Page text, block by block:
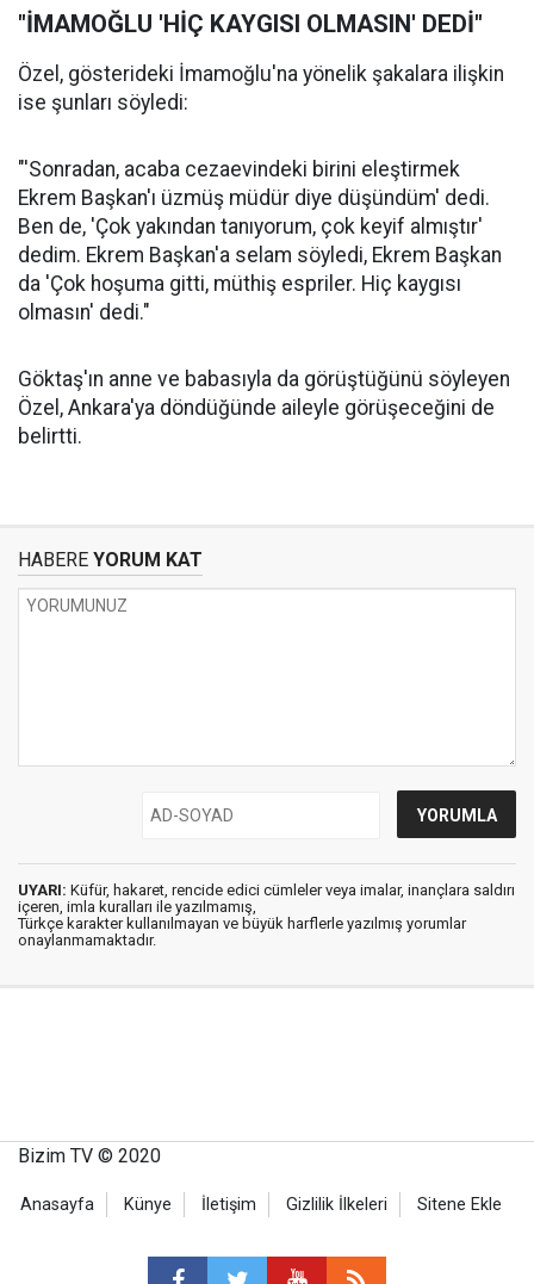
"İMAMOĞLU 'HİÇ KAYGISI OLMASIN' DEDİ"
Özel, gösterideki İmamoğlu'na yönelik şakalara ilişkin
ise şunları söyledi:
"'Sonradan, acaba cezaevindeki birini eleştirmek
Ekrem Başkan'ı üzmüş müdür diye düşündüm' dedi.
Ben de, 'Çok yakından tanıyorum, çok keyif almıştır'
dedim. Ekrem Başkan'a selam söyledi, Ekrem Başkan
da 'Çok hoşuma gitti, müthiş espriler. Hiç kaygısı
olmasın' dedi."
Göktaş'ın anne ve babasıyla da görüştüğünü söyleyen
Özel, Ankara'ya döndüğünde aileyle görüşeceğini de
belirtti.
HABERE YORUM KAT
UYARI: Küfür, hakaret, rencide edici cümleler veya imalar, inançlara saldırı
içeren, imla kuralları ile yazılmamış,
Türkçe karakter kullanılmayan ve büyük harflerle yazılmış yorumlar
onaylanmamaktadır.
Bizim TV © 2020
Anasayfa Künye İletişim Gizlilik İlkeleri Sitene Ekle